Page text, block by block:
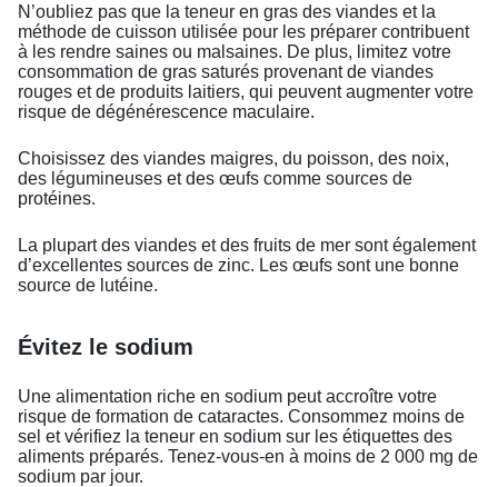
N’oubliez pas que la teneur en gras des viandes et la
méthode de cuisson utilisée pour les préparer contribuent
à les rendre saines ou malsaines. De plus, limitez votre
consommation de gras saturés provenant de viandes
rouges et de produits laitiers, qui peuvent augmenter votre
risque de dégénérescence maculaire.
Choisissez des viandes maigres, du poisson, des noix,
des légumineuses et des œufs comme sources de
protéines.
La plupart des viandes et des fruits de mer sont également
d’excellentes sources de zinc. Les œufs sont une bonne
source de lutéine.
Évitez le sodium
Une alimentation riche en sodium peut accroître votre
risque de formation de cataractes. Consommez moins de
sel et vérifiez la teneur en sodium sur les étiquettes des
aliments préparés. Tenez-vous-en à moins de 2 000 mg de
sodium par jour.